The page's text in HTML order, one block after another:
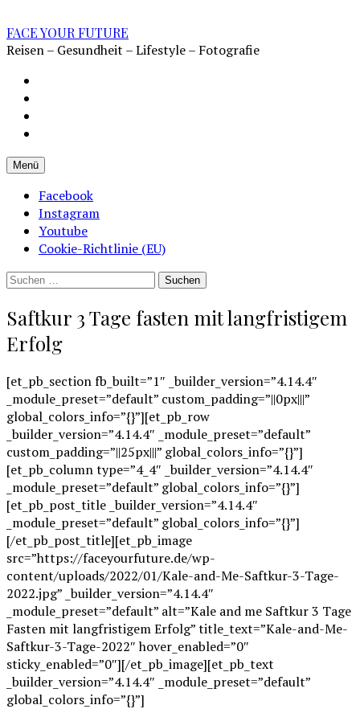
Inhalt
überspringen
FACE YOUR FUTURE
Reisen – Gesundheit – Lifestyle – Fotografie
(EU)
Menü
Facebook
Instagram
Youtube
Cookie-Richtlinie (EU)
Suchen
Saftkur 3 Tage fasten mit langfristigem
Erfolg
[et_pb_section fb_built=”1″ _builder_version=”4.14.4″
_module_preset=”default” custom_padding=”||0px|||”
global_colors_info=”{}”][et_pb_row
_builder_version=”4.14.4″ _module_preset=”default”
custom_padding=”||25px|||” global_colors_info=”{}”]
[et_pb_column type=”4_4″ _builder_version=”4.14.4″
_module_preset=”default” global_colors_info=”{}”]
[et_pb_post_title _builder_version=”4.14.4″
_module_preset=”default” global_colors_info=”{}”]
[/et_pb_post_title][et_pb_image
src=”https://faceyourfuture.de/wp-
content/uploads/2022/01/Kale-and-Me-Saftkur-3-Tage-
2022.jpg” _builder_version=”4.14.4″
_module_preset=”default” alt=”Kale and me Saftkur 3 Tage
Fasten mit langfristigem Erfolg” title_text=”Kale-and-Me-
Saftkur-3-Tage-2022″ hover_enabled=”0″
sticky_enabled=”0″][/et_pb_image][et_pb_text
_builder_version=”4.14.4″ _module_preset=”default”
global_colors_info=”{}”]